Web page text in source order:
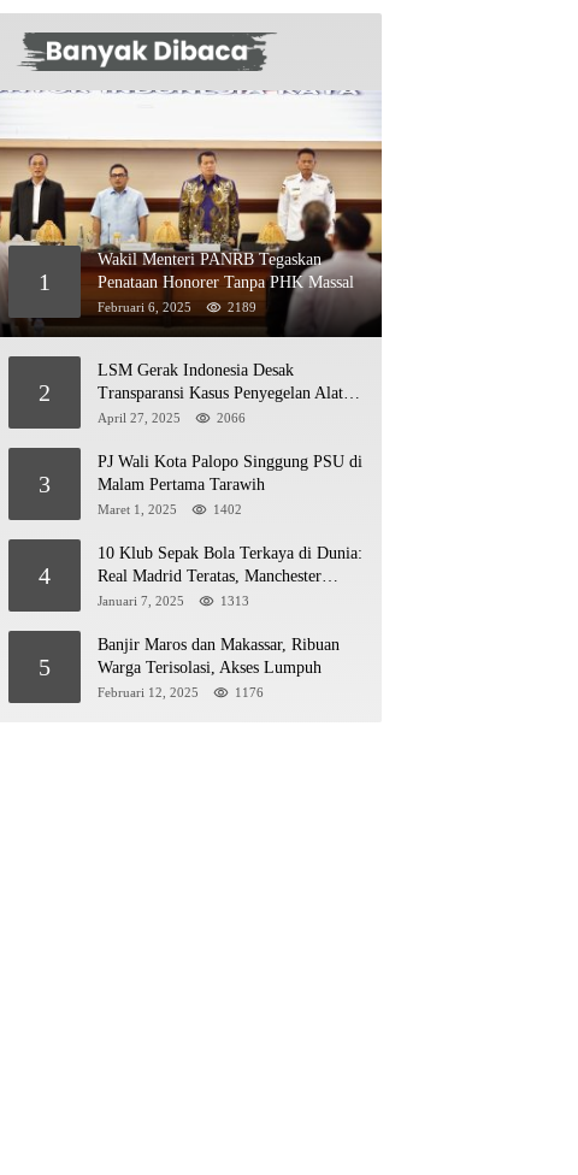
1
Wakil Menteri PANRB Tegaskan
Penataan Honorer Tanpa PHK Massal
Februari 6, 2025 2189
2
LSM Gerak Indonesia Desak
Transparansi Kasus Penyegelan Alat
Berat di Jetty PT Kasmar 2
April 27, 2025 2066
3
PJ Wali Kota Palopo Singgung PSU di
Malam Pertama Tarawih
Maret 1, 2025 1402
4
10 Klub Sepak Bola Terkaya di Dunia:
Real Madrid Teratas, Manchester
United Mengejar!
Januari 7, 2025 1313
5
Banjir Maros dan Makassar, Ribuan
Warga Terisolasi, Akses Lumpuh
Februari 12, 2025 1176